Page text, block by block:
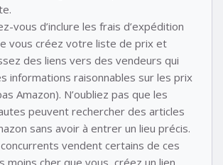
vous d’inclure les frais d’expédition
vous créez votre liste de prix et
des liens vers des vendeurs qui
informations raisonnables sur les prix
Amazon). N’oubliez pas que les
peuvent rechercher des articles
sans avoir à entrer un lieu précis.
vendent certains de ces
moins cher que vous, créez un lien